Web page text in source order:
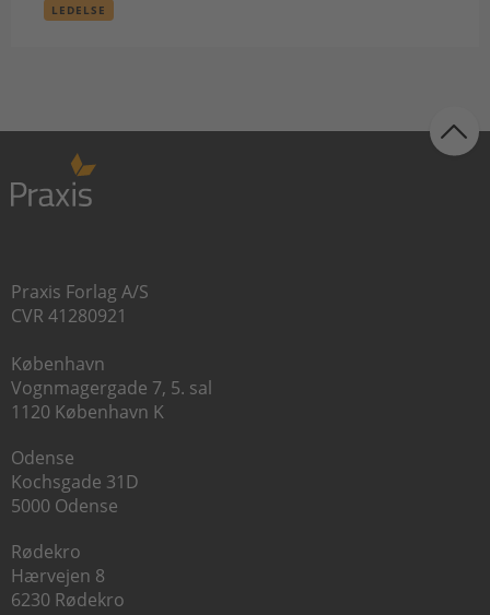
LEDELSE
Praxis Forlag A/S
CVR 41280921
København
Vognmagergade 7, 5. sal
1120 København K
Odense
Kochsgade 31D
5000 Odense
Rødekro
Hærvejen 8
6230 Rødekro